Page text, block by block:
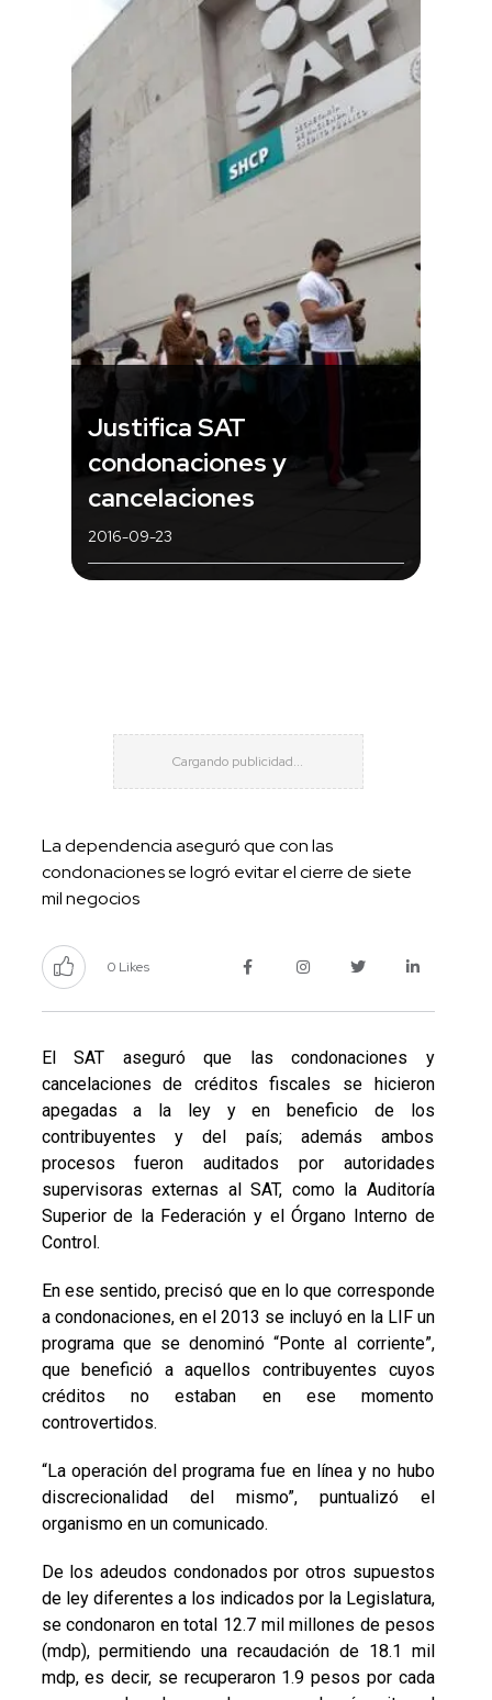
Justifica SAT
condonaciones y
cancelaciones
2016-09-23
La dependencia aseguró que con las
condonaciones se logró evitar el cierre de siete
mil negocios
0 Likes
El SAT aseguró que las condonaciones y
cancelaciones de créditos fiscales se hicieron
apegadas a la ley y en beneficio de los
contribuyentes y del país; además ambos
procesos fueron auditados por autoridades
supervisoras externas al SAT, como la Auditoría
Superior de la Federación y el Órgano Interno de
Control.
En ese sentido, precisó que en lo que corresponde
a condonaciones, en el 2013 se incluyó en la LIF un
programa que se denominó “Ponte al corriente”,
que benefició a aquellos contribuyentes cuyos
créditos no estaban en ese momento
controvertidos.
“La operación del programa fue en línea y no hubo
discrecionalidad del mismo”, puntualizó el
organismo en un comunicado.
De los adeudos condonados por otros supuestos
de ley diferentes a los indicados por la Legislatura,
se condonaron en total 12.7 mil millones de pesos
(mdp), permitiendo una recaudación de 18.1 mil
mdp, es decir, se recuperaron 1.9 pesos por cada